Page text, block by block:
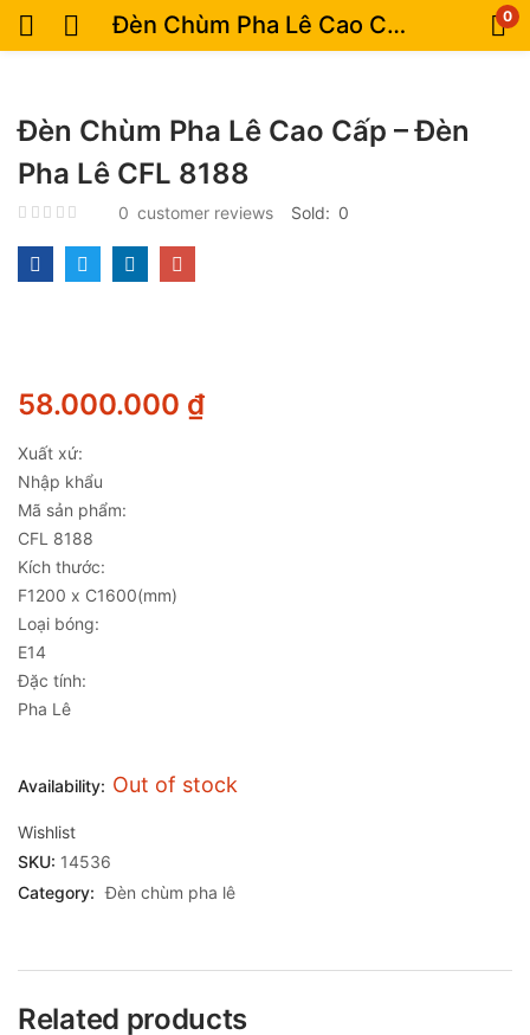
Đèn Chùm Pha Lê Cao Cấp – Đèn Pha Lê CFL 8188 0
Đèn Chùm Pha Lê Cao Cấp – Đèn
Pha Lê CFL 8188
0 customer reviews Sold: 0
58.000.000 ₫
Xuất xứ:
Nhập khẩu
Mã sản phẩm:
CFL 8188
Kích thước:
F1200 x C1600(mm)
Loại bóng:
E14
Đặc tính:
Pha Lê
Availability: Out of stock
Wishlist
SKU: 14536
Category: Đèn chùm pha lê
Related products